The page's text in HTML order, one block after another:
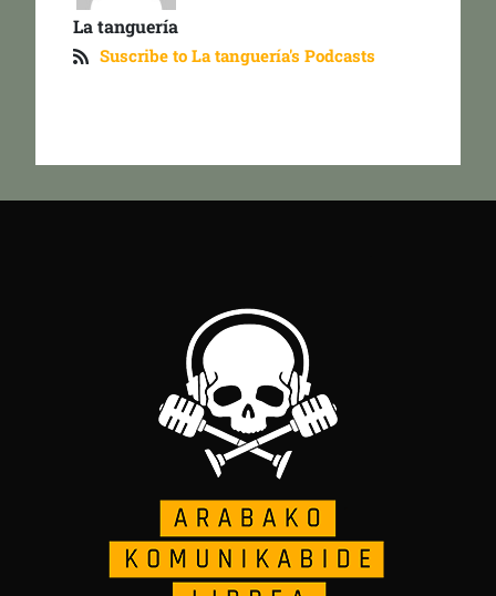
La tanguería
Suscribe to La tanguería's Podcasts